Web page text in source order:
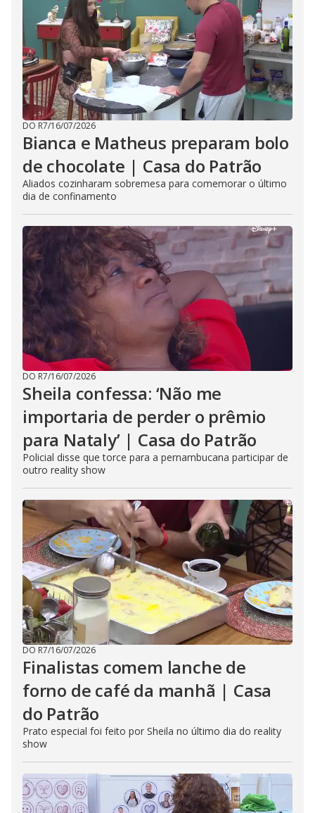
DO R7/16/07/2026
Bianca e Matheus preparam bolo
de chocolate | Casa do Patrão
Aliados cozinharam sobremesa para comemorar o último
dia de confinamento
DO R7/16/07/2026
Sheila confessa: ‘Não me
importaria de perder o prêmio
para Nataly’ | Casa do Patrão
Policial disse que torce para a pernambucana participar de
outro reality show
DO R7/16/07/2026
Finalistas comem lanche de
forno de café da manhã | Casa
do Patrão
Prato especial foi feito por Sheila no último dia do reality
show